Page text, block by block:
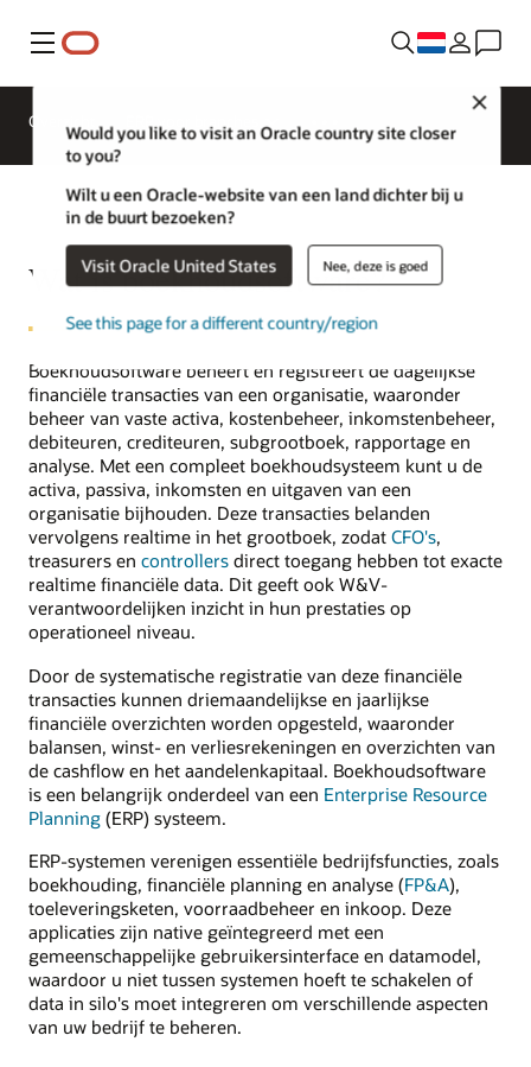
Menu
Would you like to visit an Oracle country site closer
to you?
Wilt u een Oracle-website van een land dichter bij u
in de buurt bezoeken?
Visit Oracle United States Nee, deze is goed
See this page for a different country/region
Overzicht
Wat is boekhoudsoftware?
Boekhoudsoftware beheert en registreert de dagelijkse
financiële transacties van een organisatie, waaronder
beheer van vaste activa, kostenbeheer, inkomstenbeheer,
debiteuren, crediteuren, subgrootboek, rapportage en
analyse. Met een compleet boekhoudsysteem kunt u de
activa, passiva, inkomsten en uitgaven van een
organisatie bijhouden. Deze transacties belanden
vervolgens realtime in het grootboek, zodat CFO's,
treasurers en controllers direct toegang hebben tot exacte
realtime financiële data. Dit geeft ook W&V-
verantwoordelijken inzicht in hun prestaties op
operationeel niveau.
Door de systematische registratie van deze financiële
transacties kunnen driemaandelijkse en jaarlijkse
financiële overzichten worden opgesteld, waaronder
balansen, winst- en verliesrekeningen en overzichten van
de cashflow en het aandelenkapitaal. Boekhoudsoftware
is een belangrijk onderdeel van een Enterprise Resource
Planning (ERP) systeem.
ERP-systemen verenigen essentiële bedrijfsfuncties, zoals
boekhouding, financiële planning en analyse (FP&A),
toeleveringsketen, voorraadbeheer en inkoop. Deze
applicaties zijn native geïntegreerd met een
gemeenschappelijke gebruikersinterface en datamodel,
waardoor u niet tussen systemen hoeft te schakelen of
data in silo's moet integreren om verschillende aspecten
van uw bedrijf te beheren.